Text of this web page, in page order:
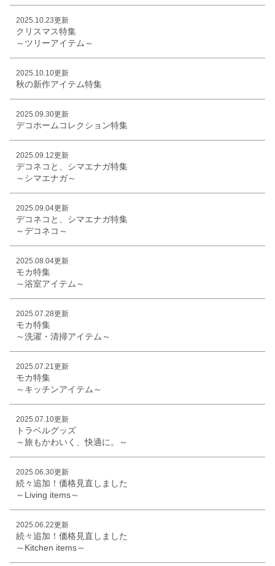
2025.10.23更新
クリスマス特集
～ツリーアイテム～
2025.10.10更新
秋の新作アイテム特集
2025.09.30更新
デコホームコレクション特集
2025.09.12更新
デコネコと、シマエナガ特集
～シマエナガ～
2025.09.04更新
デコネコと、シマエナガ特集
～デコネコ～
2025.08.04更新
モカ特集
～浴室アイテム～
2025.07.28更新
モカ特集
～洗濯・清掃アイテム～
2025.07.21更新
モカ特集
～キッチンアイテム～
2025.07.10更新
トラベルグッズ
～旅もかわいく、快適に。～
2025.06.30更新
続々追加！価格見直しました
～Living items～
2025.06.22更新
続々追加！価格見直しました
～Kitchen items～